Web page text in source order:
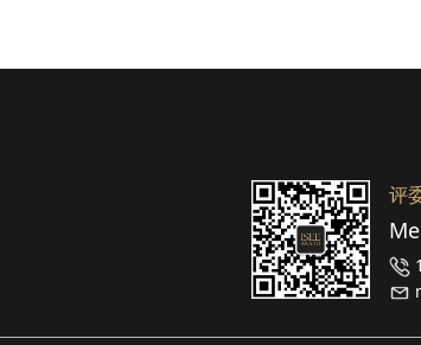
评